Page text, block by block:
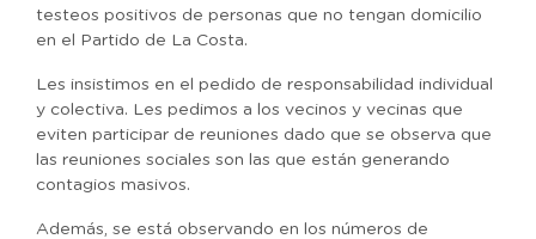
testeos positivos de personas que no tengan domicilio
en el Partido de La Costa.
Les insistimos en el pedido de responsabilidad individual
y colectiva. Les pedimos a los vecinos y vecinas que
eviten participar de reuniones dado que se observa que
las reuniones sociales son las que están generando
contagios masivos.
Además, se está observando en los números de